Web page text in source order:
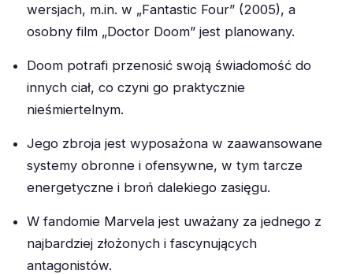
wersjach, m.in. w „Fantastic Four” (2005), a
osobny film „Doctor Doom” jest planowany.
Doom potrafi przenosić swoją świadomość do
innych ciał, co czyni go praktycznie
nieśmiertelnym.
Jego zbroja jest wyposażona w zaawansowane
systemy obronne i ofensywne, w tym tarcze
energetyczne i broń dalekiego zasięgu.
W fandomie Marvela jest uważany za jednego z
najbardziej złożonych i fascynujących
antagonistów.